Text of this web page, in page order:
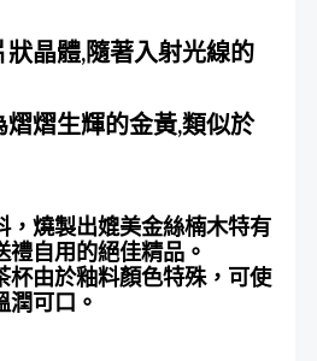
晶體,隨著入射光線的
熠生輝的金黃,類似於
，燒製出媲美金絲楠木特有
自用的絕佳精品。
杯由於釉料顏色特殊，可使
潤可口。